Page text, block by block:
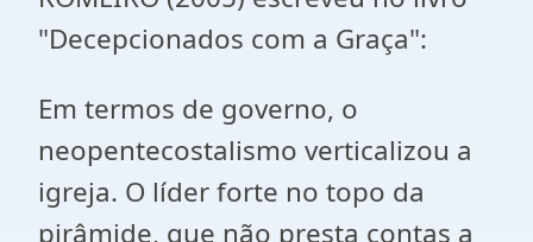
"Decepcionados com a Graça":
Em termos de governo, o
neopentecostalismo verticalizou a
igreja. O líder forte no topo da
pirâmide, que não presta contas a